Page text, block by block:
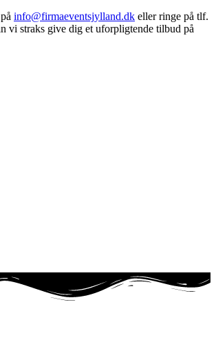
info@firmaeventsjylland.dk eller ringe på tlf.
vi straks give dig et uforpligtende tilbud på